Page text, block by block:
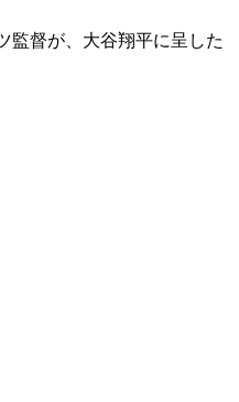
監督が、大谷翔平に呈した